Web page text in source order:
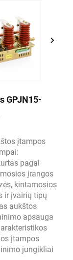
GPJN15-
įtampos
pagal
įrangos
kintamosios
ir įvairių tipų
aukštos
apsauga
įtampos
jungikliai